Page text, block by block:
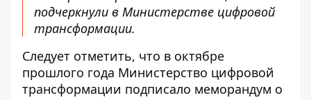
подчеркнули в Министерстве цифровой
трансформации.
Следует отметить, что в октябре
прошлого года Министерство цифровой
трансформации подписало меморандум о